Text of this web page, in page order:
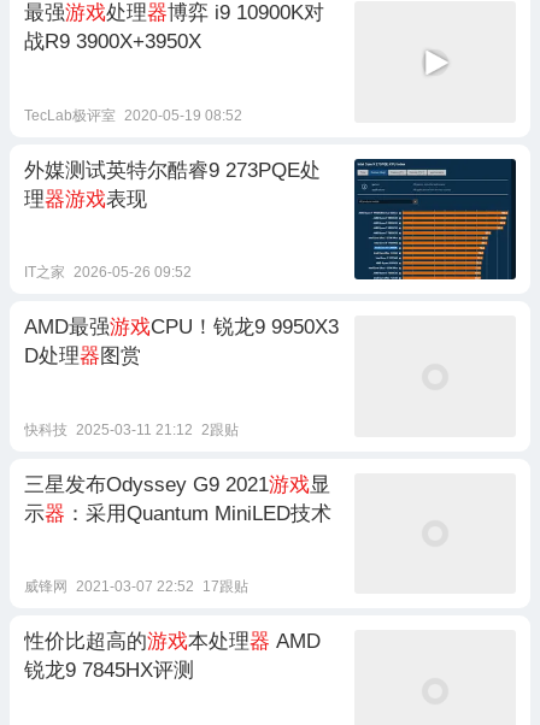
最强游戏处理器博弈 i9 10900K对
战R9 3900X+3950X
TecLab极评室 2020-05-19 08:52
外媒测试英特尔酷睿9 273PQE处
理器游戏表现
IT之家 2026-05-26 09:52
AMD最强游戏CPU！锐龙9 9950X3
D处理器 图赏
快科技 2025-03-11 21:12 2跟贴
三星发布Odyssey G9 2021游戏显
示器 ：采用Quantum MiniLED技术
威锋网 2021-03-07 22:52 17跟贴
性价比超高的游戏本处理器 AMD
锐龙9 7845HX评测